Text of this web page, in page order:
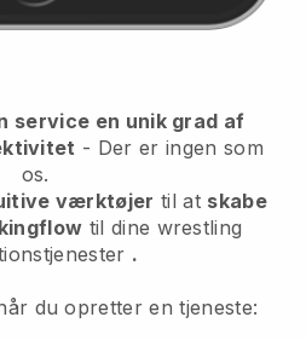
service en unik grad af
- Der er ingen som
os.
værktøjer til at skabe
til dine wrestling
.
du opretter en tjeneste: